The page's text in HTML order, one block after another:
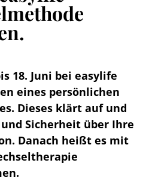
18. Juni bei easylife
eines persönlichen
Dieses klärt auf und
Sicherheit über Ihre
Danach heißt es mit